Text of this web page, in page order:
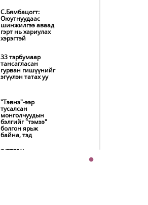
худалдаа,
борлуулалтыг
нээлттэй ил тод
болгоно
хэмнэлтийн
горимд шилжиж,
найр наадам,
зөвлөгөөн, гадаад
томилолтыг
Автобензин,
дизель түлшний
онцгой албан
татварыг тэглэлээ
Хэт халуун өдрүүд
С.Бямбацогт:
Оюутнуудаас
шинжилгээ аваад
гэрт нь хариулах
хэрэгтэй
33 тэрбумаар
тансагласан
гурван гишүүнийг
эгүүлэн татах уу
"Тэвнэ"-ээр
тусалсан
монголчуудын
бэлгийг "тэмээ"
болгон ярьж
байна, тэд
“УБТЗ” Хувь